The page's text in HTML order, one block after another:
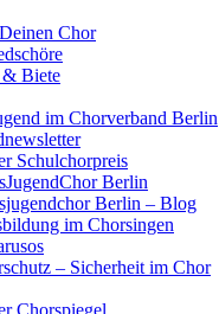
Chor
& Biete
im Chorverband Berlin
Schulchorpreis
Berlin
Berlin – Blog
im Chorsingen
– Sicherheit im Chor